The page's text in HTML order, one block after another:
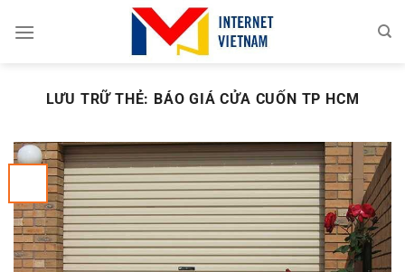
đến
LƯU TRỮ THẺ: BÁO GIÁ CỬA CUỐN TP HCM